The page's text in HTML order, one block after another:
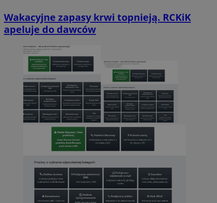
Wakacyjne zapasy krwi topnieją. RCKiK
apeluje do dawców